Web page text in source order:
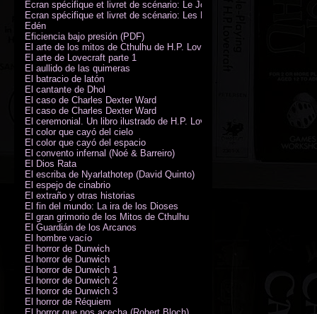
Ecran spécifique et livret de scénario: Le Jour de la Bête
Ecran spécifique et livret de scénario: Les Masques de Nyarlathotep
Edén
Eficiencia bajo presión (PDF)
El arte de los mitos de Cthulhu de H.P. Lovecraft
El arte de Lovecraft parte 1
El aullido de las quimeras
El batracio de latón
El cantante de Dhol
El caso de Charles Dexter Ward
El caso de Charles Dexter Ward
El ceremonial. Un libro ilustrado de H.P. Lovecraft
El color que cayó del cielo
El color que cayó del espacio
El convento infernal (Noé & Barreiro)
El Dios Rata
El escriba de Nyarlathotep (David Quinto)
El espejo de cinabrio
El extraño y otras historias
El fin del mundo: La ira de los Dioses
El gran grimorio de los Mitos de Cthulhu
El Guardián de los Arcanos
El hombre vacío
El horror de Dunwich
El horror de Dunwich
El horror de Dunwich 1
El horror de Dunwich 2
El horror de Dunwich 3
El horror de Réquiem